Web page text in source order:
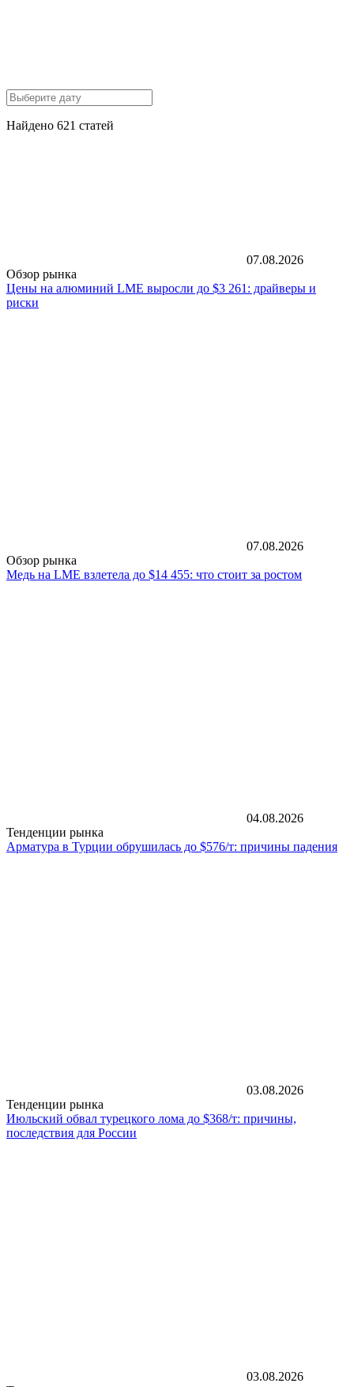
Найдено 621 статей
07.08.2026
Обзор рынка
Цены на алюминий LME выросли до $3 261: драйверы и
риски
07.08.2026
Обзор рынка
Медь на LME взлетела до $14 455: что стоит за ростом
04.08.2026
Тенденции рынка
Арматура в Турции обрушилась до $576/т: причины падения
03.08.2026
Тенденции рынка
Июльский обвал турецкого лома до $368/т: причины,
последствия для России
03.08.2026